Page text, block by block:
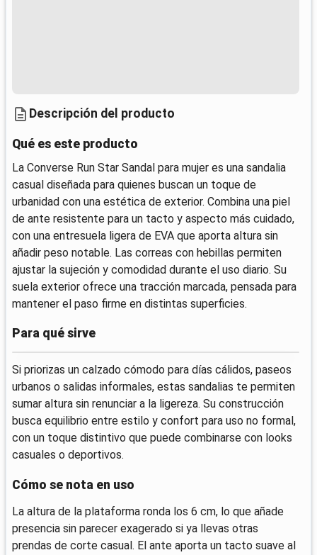
Descripción del producto
Qué es este producto
La Converse Run Star Sandal para mujer es una sandalia
casual diseñada para quienes buscan un toque de
urbanidad con una estética de exterior. Combina una piel
de ante resistente para un tacto y aspecto más cuidado,
con una entresuela ligera de EVA que aporta altura sin
añadir peso notable. Las correas con hebillas permiten
ajustar la sujeción y comodidad durante el uso diario. Su
suela exterior ofrece una tracción marcada, pensada para
mantener el paso firme en distintas superficies.
Para qué sirve
Si priorizas un calzado cómodo para días cálidos, paseos
urbanos o salidas informales, estas sandalias te permiten
sumar altura sin renunciar a la ligereza. Su construcción
busca equilibrio entre estilo y confort para uso no formal,
con un toque distintivo que puede combinarse con looks
casuales o deportivos.
Cómo se nota en uso
La altura de la plataforma ronda los 6 cm, lo que añade
presencia sin parecer exagerado si ya llevas otras
prendas de corte casual. El ante aporta un tacto suave al